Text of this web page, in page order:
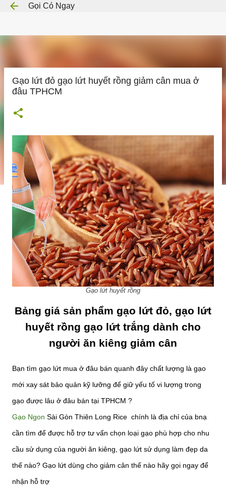
Chuyển đến nội dung chính
Gọi Có Ngay
Gạo lứt đỏ gạo lứt huyết rồng giảm cân mua ở
đâu TPHCM
Gạo lứt huyết rồng
Bảng giá sản phẩm gạo lứt đỏ, gạo lứt
huyết rồng gạo lứt trắng dành cho
người ăn kiêng giảm cân
Bạn tìm gạo lứt mua ở đâu bán quanh đây chất lượng là gạo
mới xay sát bảo quản kỹ lưỡng để giữ yếu tố vi lượng trong
gạo được lâu ở đâu bán tại TPHCM ?
Gạo Ngon Sài Gòn Thiên Long Rice chính là địa chỉ của bnạ
cần tìm để được hỗ trợ tư vấn chọn loại gạo phù hợp cho nhu
cầu sử dụng của người ăn kiêng, gạo lứt sử dụng làm đẹp da
thế nào? Gạo lứt dùng cho giảm cân thế nào hãy gọi ngay để
nhận hỗ trợ